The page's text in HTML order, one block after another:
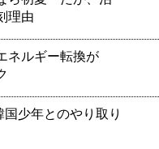
理由
ネルギー転換が
少年とのやり取り